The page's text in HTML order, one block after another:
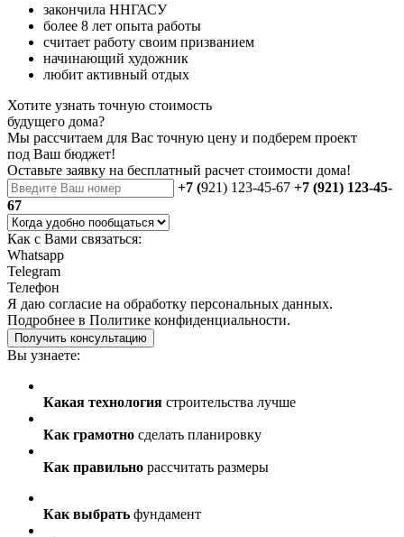
закончила ННГАСУ
более 8 лет опыта работы
считает работу своим призванием
начинающий художник
любит активный отдых
Хотите узнать точную стоимость
будущего дома?
Мы рассчитаем для Вас точную цену и подберем проект
под Ваш бюджет!
Оставьте заявку на бесплатный расчет стоимости дома!
+7 (921) 123-45-67 +7 (921) 123-45-
67
Как с Вами связаться:
Whatsapp
Telegram
Телефон
Я даю согласие на обработку персональных данных.
Подробнее в Политике конфиденциальности.
Получить консультацию
Вы узнаете:
Какая технология строительства лучше
Как грамотно сделать планировку
Как правильно рассчитать размеры
Как выбрать фундамент